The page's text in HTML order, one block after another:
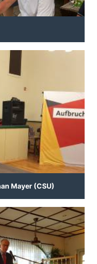
Mayer (CSU)